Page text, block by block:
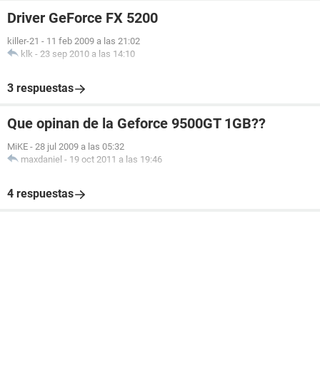
Driver GeForce FX 5200
killer-21 - 11 feb 2009 a las 21:02
klk - 23 sep 2010 a las 14:10
3 respuestas
Que opinan de la Geforce 9500GT 1GB??
MiKE - 28 jul 2009 a las 05:32
maxdaniel - 19 oct 2011 a las 19:46
4 respuestas